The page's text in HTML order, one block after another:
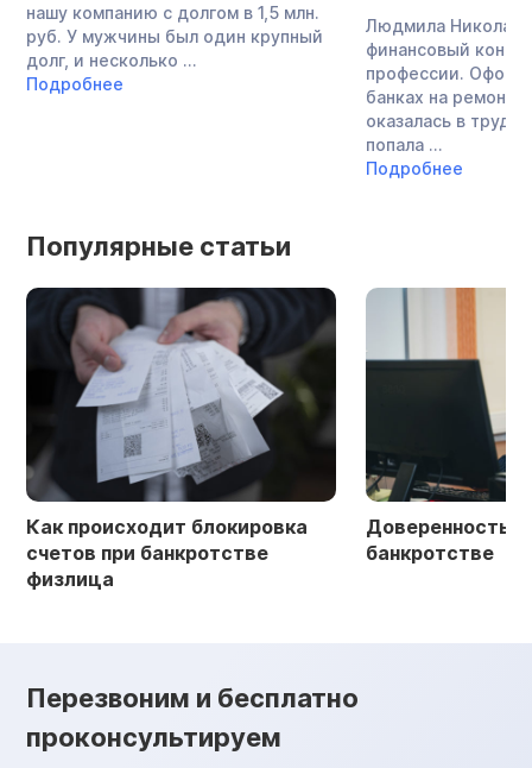
нашу компанию с долгом в 1,5 млн.
руб. У мужчины был один крупный
долг, и несколько ...
Подробнее
Людмила
финансовый
профессии.
банках на ремонт
оказалась в
попала ...
Подробнее
Популярные статьи
Как происходит блокировка
счетов при банкротстве
физлица
Доверенность
банкротстве
Перезвоним и бесплатно
проконсультируем